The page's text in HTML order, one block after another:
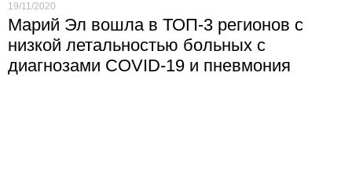
19/11/2020
Марий Эл вошла в ТОП-3 регионов с
низкой летальностью больных с
диагнозами COVID-19 и пневмония